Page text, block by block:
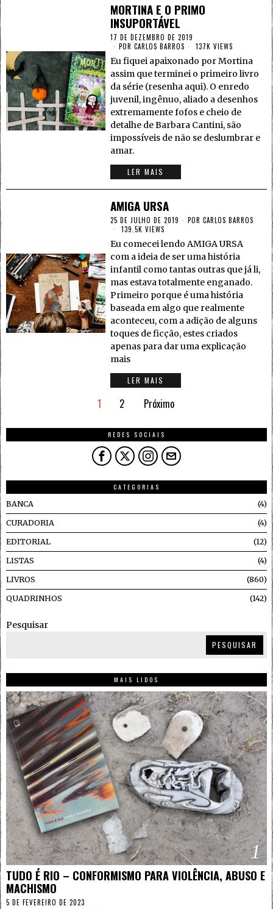
MORTINA E O PRIMO
INSUPORTÁVEL
17 DE DEZEMBRO DE 2019
PORCARLOS BARROS 137K VIEWS
Eu fiquei apaixonado por Mortina
assim que terminei o primeiro livro
da série (resenha aqui). O enredo
juvenil, ingênuo, aliado a desenhos
extremamente fofos e cheio de
detalhe de Barbara Cantini, são
impossíveis de não se deslumbrar e
amar.
LER MAIS
AMIGA URSA
25 DE JULHO DE 2019 PORCARLOS BARROS
139.5K VIEWS
Eu comecei lendo AMIGA URSA
com a ideia de ser uma história
infantil como tantas outras que já li,
mas estava totalmente enganado.
Primeiro porque é uma história
baseada em algo que realmente
aconteceu, com a adição de alguns
toques de ficção, estes criados
apenas para dar uma explicação
mais
LER MAIS
1 2 Próximo
REDES SOCIAIS
CATEGORIAS
BANCA
4
CURADORIA 4
EDITORIAL 12
LISTAS 4
LIVROS 860
QUADRINHOS 142
Pesquisar
PESQUISAR
MAIS LIDOS
1
TUDO É RIO – CONFORMISMO PARA VIOLÊNCIA, ABUSO E
MACHISMO
5 DE FEVEREIRO DE 2023